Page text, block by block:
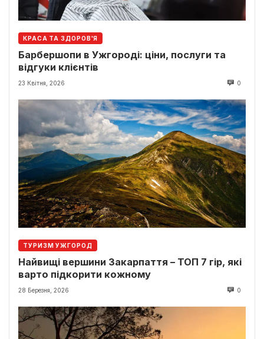
КРАСА ТА ЗДОРОВ'Я
Барбершопи в Ужгороді: ціни, послуги та
відгуки клієнтів
23 Квітня, 2026 0
ТУРИЗМ УЖГОРОД
Найвищі вершини Закарпаття – ТОП 7 гір, які
варто підкорити кожному
28 Березня, 2026 0